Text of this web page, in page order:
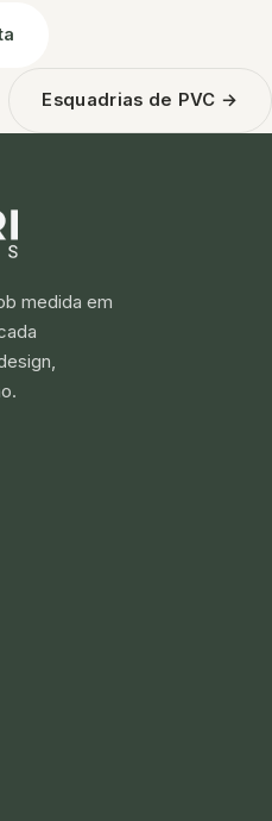
Esquadrias de PVC →
medida em